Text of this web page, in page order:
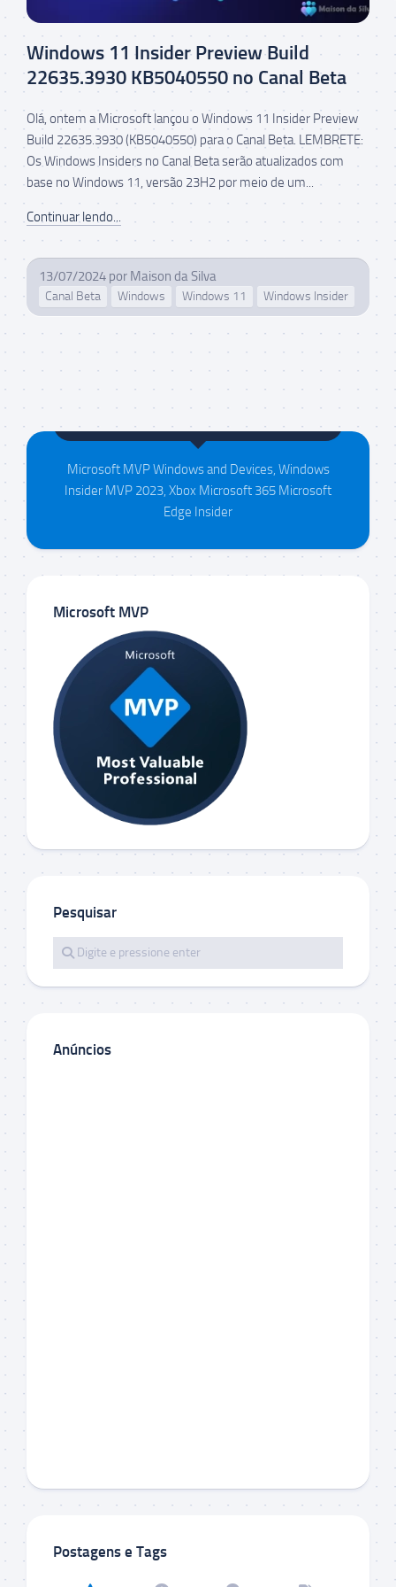
Windows 11 Insider Preview Build
22635.3930 KB5040550 no Canal Beta
Olá, ontem a Microsoft lançou o Windows 11 Insider Preview
Build 22635.3930 (KB5040550) para o Canal Beta. LEMBRETE:
Os Windows Insiders no Canal Beta serão atualizados com
base no Windows 11, versão 23H2 por meio de um...
Continuar lendo...
13/07/2024 por Maison da Silva
Canal Beta Windows Windows 11 Windows Insider
Maison da Silva
Microsoft MVP Windows and Devices, Windows
Insider MVP 2023, Xbox Microsoft 365 Microsoft
Edge Insider
Microsoft MVP
Pesquisar
Anúncios
Postagens e Tags